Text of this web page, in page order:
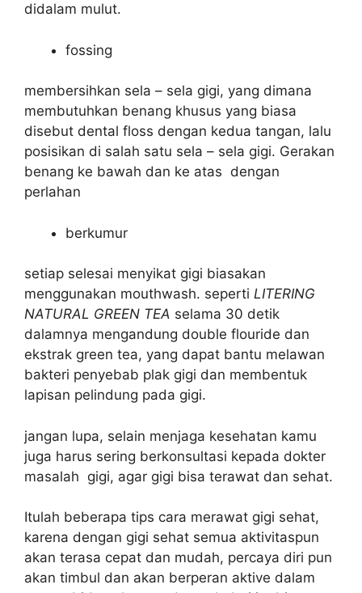
didalam mulut.
fossing
membersihkan sela – sela gigi, yang dimana
membutuhkan benang khusus yang biasa
disebut dental floss dengan kedua tangan, lalu
posisikan di salah satu sela – sela gigi. Gerakan
benang ke bawah dan ke atas dengan
perlahan
berkumur
setiap selesai menyikat gigi biasakan
menggunakan mouthwash. seperti LITERING
NATURAL GREEN TEA selama 30 detik
dalamnya mengandung double flouride dan
ekstrak green tea, yang dapat bantu melawan
bakteri penyebab plak gigi dan membentuk
lapisan pelindung pada gigi.
jangan lupa, selain menjaga kesehatan kamu
juga harus sering berkonsultasi kepada dokter
masalah gigi, agar gigi bisa terawat dan sehat.
Itulah beberapa tips cara merawat gigi sehat,
karena dengan gigi sehat semua aktivitaspun
akan terasa cepat dan mudah, percaya diri pun
akan timbul dan akan berperan aktive dalam